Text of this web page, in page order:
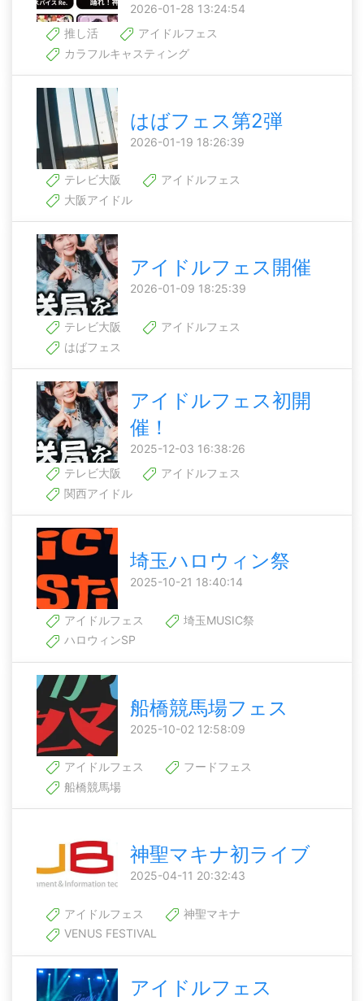
2026-01-28 13:24:54
推し活
アイドルフェス
カラフルキャスティング
はばフェス第2弾
2026-01-19 18:26:39
テレビ大阪
アイドルフェス
大阪アイドル
アイドルフェス開催
2026-01-09 18:25:39
テレビ大阪
アイドルフェス
はばフェス
アイドルフェス初開
催！
2025-12-03 16:38:26
テレビ大阪
アイドルフェス
関西アイドル
埼玉ハロウィン祭
2025-10-21 18:40:14
アイドルフェス
埼玉MUSIC祭
ハロウィンSP
船橋競馬場フェス
2025-10-02 12:58:09
アイドルフェス
フードフェス
船橋競馬場
神聖マキナ初ライブ
2025-04-11 20:32:43
アイドルフェス
神聖マキナ
VENUS FESTIVAL
アイドルフェス